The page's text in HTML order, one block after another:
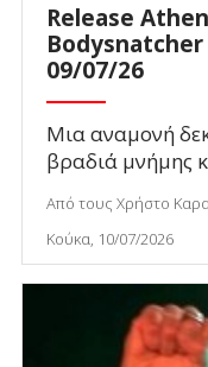
Release
09/07/26
Μια αναμονή
βραδιά μνήμης
Από τους Χρήστο
Κούκα, 10/07/2026